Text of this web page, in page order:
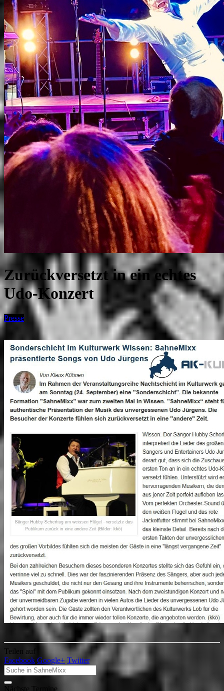
Zurückversetzt in ein echtes
Udo-Konzert
Presse
Teilen auf
Facebook Google+ Twitter
Nächste Termine